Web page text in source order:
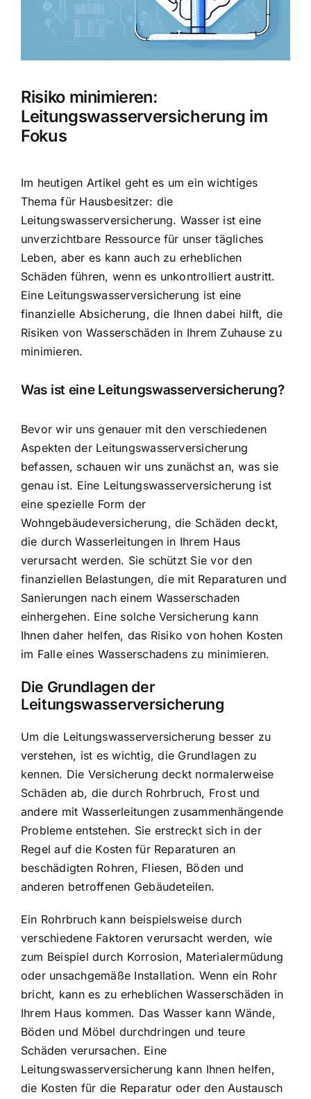
Hausratversicherung
Weitere Tarifvergleiche
Hilfe und Kontakt
Risiko minimieren:
Leitungswasserversicherung im
Fokus
Im heutigen Artikel geht es um ein wichtiges
Thema für Hausbesitzer: die
Leitungswasserversicherung. Wasser ist eine
unverzichtbare Ressource für unser tägliches
Leben, aber es kann auch zu erheblichen
Schäden führen, wenn es unkontrolliert austritt.
Eine Leitungswasserversicherung ist eine
finanzielle Absicherung, die Ihnen dabei hilft, die
Risiken von Wasserschäden in Ihrem Zuhause zu
minimieren.
Was ist eine Leitungswasserversicherung?
Bevor wir uns genauer mit den verschiedenen
Aspekten der Leitungswasserversicherung
befassen, schauen wir uns zunächst an, was sie
genau ist. Eine Leitungswasserversicherung ist
eine spezielle Form der
Wohngebäudeversicherung, die Schäden deckt,
die durch Wasserleitungen in Ihrem Haus
verursacht werden. Sie schützt Sie vor den
finanziellen Belastungen, die mit Reparaturen und
Sanierungen nach einem Wasserschaden
einhergehen. Eine solche Versicherung kann
Ihnen daher helfen, das Risiko von hohen Kosten
im Falle eines Wasserschadens zu minimieren.
Die Grundlagen der
Leitungswasserversicherung
Um die Leitungswasserversicherung besser zu
verstehen, ist es wichtig, die Grundlagen zu
kennen. Die Versicherung deckt normalerweise
Schäden ab, die durch Rohrbruch, Frost und
andere mit Wasserleitungen zusammenhängende
Probleme entstehen. Sie erstreckt sich in der
Regel auf die Kosten für Reparaturen an
beschädigten Rohren, Fliesen, Böden und
anderen betroffenen Gebäudeteilen.
Ein Rohrbruch kann beispielsweise durch
verschiedene Faktoren verursacht werden, wie
zum Beispiel durch Korrosion, Materialermüdung
oder unsachgemäße Installation. Wenn ein Rohr
bricht, kann es zu erheblichen Wasserschäden in
Ihrem Haus kommen. Das Wasser kann Wände,
Böden und Möbel durchdringen und teure
Schäden verursachen. Eine
Leitungswasserversicherung kann Ihnen helfen,
die Kosten für die Reparatur oder den Austausch